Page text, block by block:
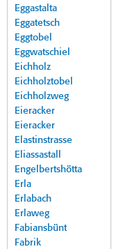
Eggastalta
Eggatetsch
Eggtobel
Eggwatschiel
Eichholz
Eichholztobel
Eichholzweg
Eieracker
Eieracker
Elastinstrasse
Eliassastall
Engelbertshötta
Erla
Erlabach
Erlaweg
Fabiansbünt
Fabrik